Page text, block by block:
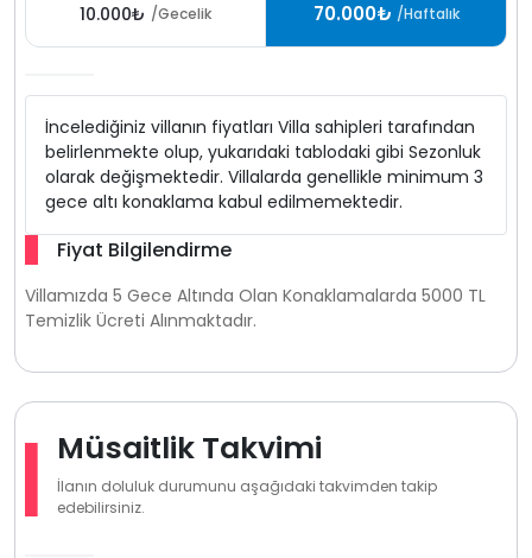
10.000₺ /Gecelik 70.000₺ /Haftalık
İncelediğiniz villanın fiyatları Villa sahipleri tarafından
belirlenmekte olup, yukarıdaki tablodaki gibi Sezonluk
olarak değişmektedir. Villalarda genellikle minimum 3
gece altı konaklama kabul edilmemektedir.
Fiyat Bilgilendirme
Villamızda 5 Gece Altında Olan Konaklamalarda 5000 TL
Temizlik Ücreti Alınmaktadır.
Müsaitlik Takvimi
İlanın doluluk durumunu aşağıdaki takvimden takip
edebilirsiniz.